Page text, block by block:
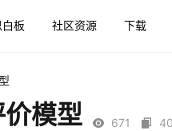
板 社区资源 下载
模型 671